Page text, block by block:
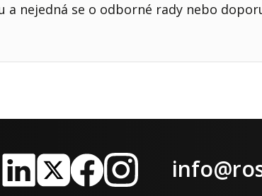
a nejedná se o odborné rady nebo